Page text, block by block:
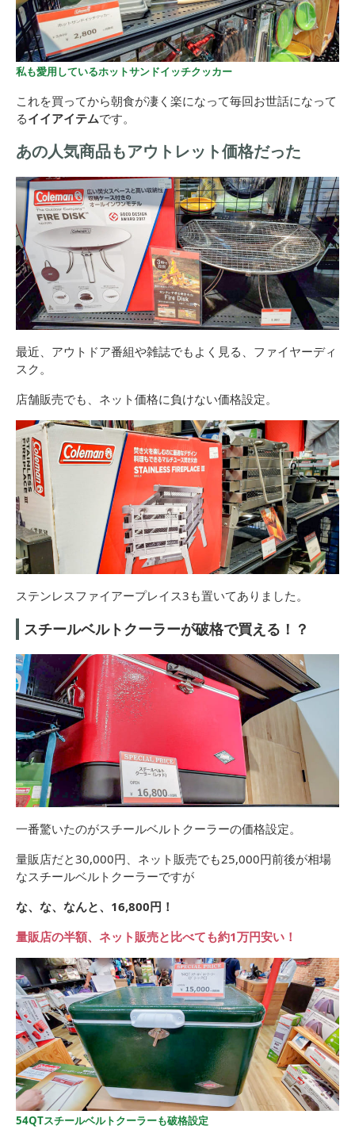
私も愛用しているホットサンドイッチクッカー
これを買ってから朝食が凄く楽になって毎回お世話になって
るイイアイテムです。
あの人気商品もアウトレット価格だった
最近、アウトドア番組や雑誌でもよく見る、ファイヤーディ
スク。
店舗販売でも、ネット価格に負けない価格設定。
ステンレスファイアープレイス3も置いてありました。
スチールベルトクーラーが破格で買える！？
一番驚いたのがスチールベルトクーラーの価格設定。
量販店だと30,000円、ネット販売でも25,000円前後が相場
なスチールベルトクーラーですが
な、な、なんと、16,800円！
量販店の半額、ネット販売と比べても約1万円安い！
54QTスチールベルトクーラーも破格設定